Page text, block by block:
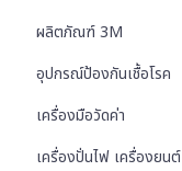
ผลิตภัณฑ์ 3M
อุปกรณ์ป้องกันเชื้อโรค
เครื่องมือวัดค่า
เครื่องปั่นไฟ เครื่องยนต์